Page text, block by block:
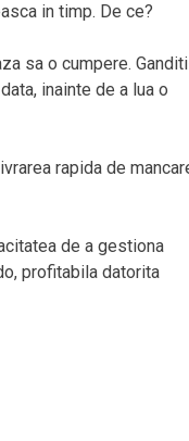
in timp. De ce?
sa o cumpere.
inainte de a lua o
rapida de
de a gestiona
profitabila datorita